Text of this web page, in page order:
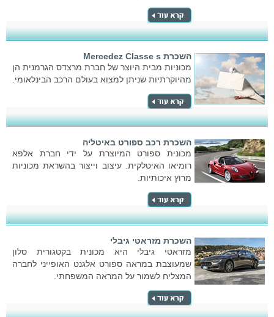
השכרת Mercedez Classe s
מכוניות מבית היוצר של חברת מרצדס הגרמנית הן
מהיוקרתיות שניתן למצוא בעולם הרכב הבינלאומי.
השכרת רכב ספורט באיטליה
מכונית ספורט המיוצרת על ידי חברת אלפא
רומיאו האיטלקית. עיצוב וייצור בהשראת מכוניות
מרוץ איכותיות.
השכרת מזראטי גיבלי
מזראטי גיבלי היא מכונית בקטגורית סלון
שמעוצבת במראה ספורט אלגנט האופייני לחברה
המצליח לשמור על המראה המשפחתי.